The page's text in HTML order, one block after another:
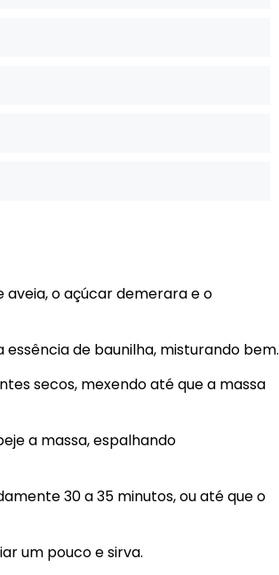
aveia, o açúcar demerara e o
de baunilha, misturando bem.
secos, mexendo até que a massa
a massa, espalhando
30 a 35 minutos, ou até que o
um pouco e sirva.